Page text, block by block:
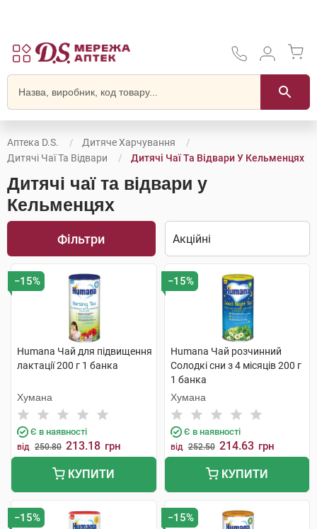
Аптека D.S.
Дитяче Харчування
Дитячі Чаї Та Відвари
Дитячі Чаї Та Відвари У Кельменцях
Дитячі чаї та відвари у
Кельменцях
Фільтри
−15%
Humana Чай для підвищення
лактації 200 г 1 банка
Хумана
Є в наявності
від 250.80 213.18 грн
КУПИТИ
−15%
Humana Чай розчинний
Солодкі сни з 4 місяців 200 г
1 банка
Хумана
Є в наявності
від 252.50 214.63 грн
КУПИТИ
−15% −15%